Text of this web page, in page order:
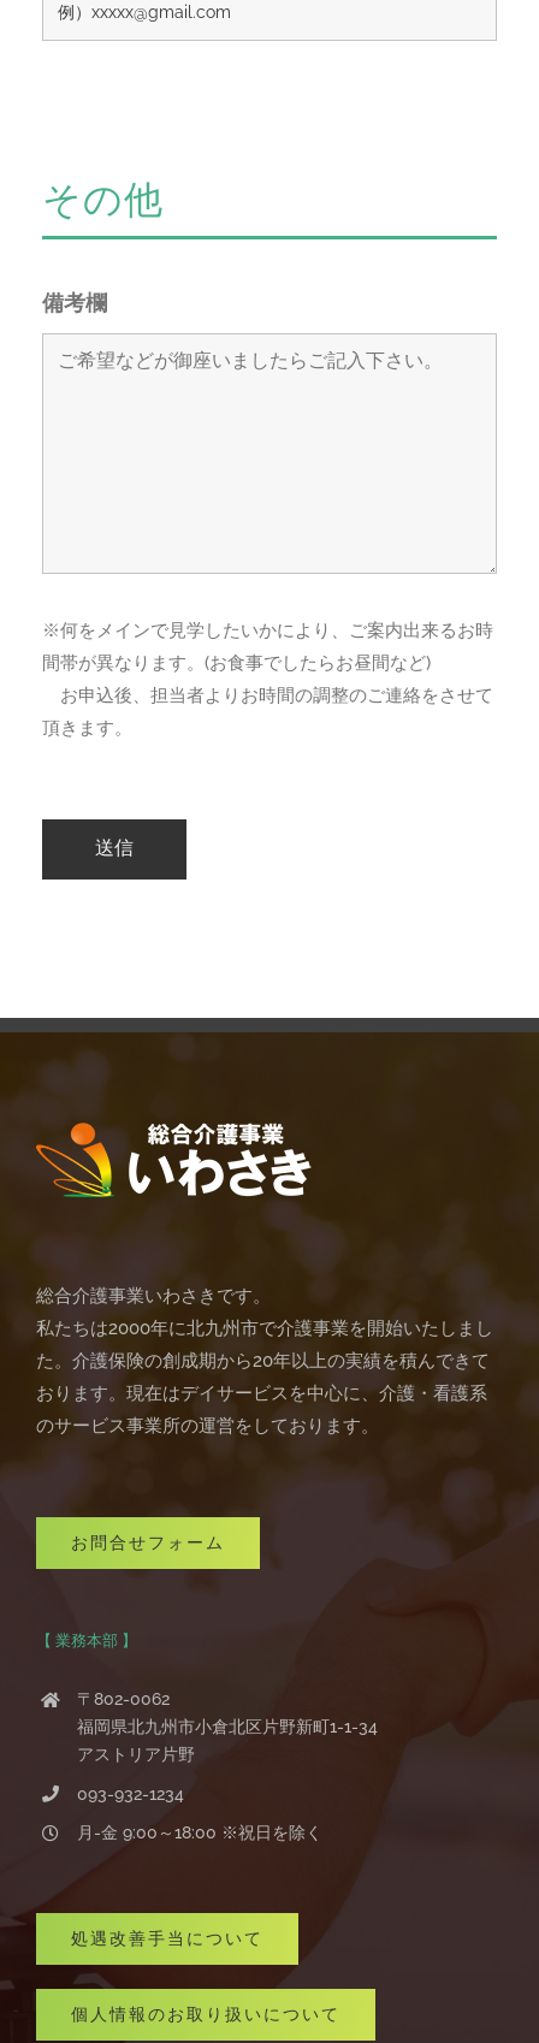
その他
備考欄
※何をメインで見学したいかにより、ご案内出来るお時
間帯が異なります。(お食事でしたらお昼間など)
お申込後、担当者よりお時間の調整のご連絡をさせて
頂きます。
総合介護事業いわさきです。
私たちは2000年に北九州市で介護事業を開始いたしまし
た。介護保険の創成期から20年以上の実績を積んできて
おります。現在はデイサービスを中心に、介護・看護系
のサービス事業所の運営をしております。
お問合せフォーム
【 業務本部 】
〒802-0062
福岡県北九州市小倉北区片野新町1-1-34
アストリア片野
093-932-1234
月-金 9:00～18:00 ※祝日を除く
処遇改善手当について
個人情報のお取り扱いについて